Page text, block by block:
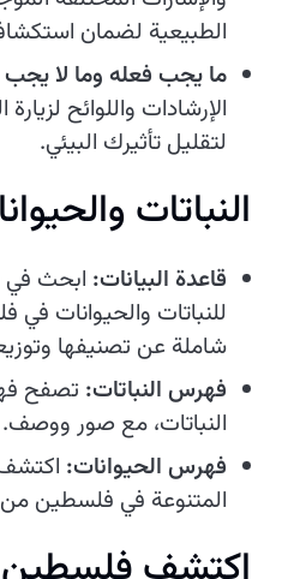
الطبيعية لضمان
ما يجب فعله وما لا
الإرشادات واللوائح
لتقليل تأثيرك البيئي.
النباتات
قاعدة البيانات: ابحث في
للنباتات والحيوانات
شاملة عن تصنيفها
فهرس النباتات: تصفح
النباتات، مع صور ووصف.
فهرس الحيوانات: اكتشف
المتنوعة في فلسطين